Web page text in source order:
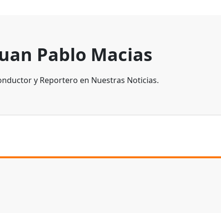
Pablo Macias
y Reportero en Nuestras Noticias.